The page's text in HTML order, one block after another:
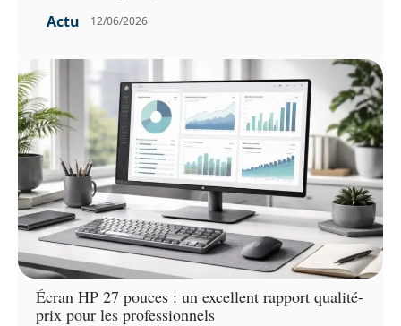
Actu 12/06/2026
Écran HP 27 pouces : un excellent rapport qualité-
prix pour les professionnels